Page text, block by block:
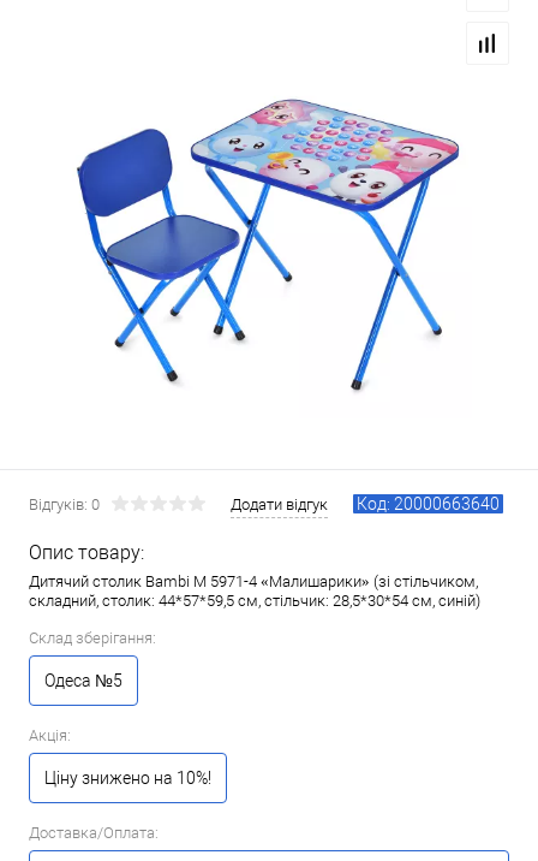
Відгуків: 0 Додати відгук Код: 20000663640
Опис товару:
Дитячий столик Bambi M 5971-4 «Малишарики» (зі стільчиком,
складний, столик: 44*57*59,5 см, стільчик: 28,5*30*54 см, синій)
Склад зберігання:
Одеса №5
Акція:
Ціну знижено на 10%!
Доставка/Оплата: